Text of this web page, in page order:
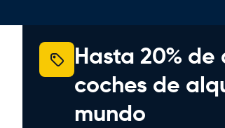
Hasta 20%
coches de
mundo